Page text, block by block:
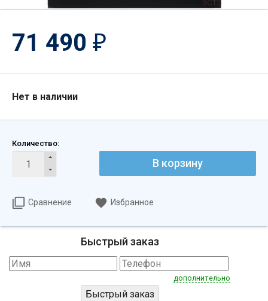
71 490 ₽
Нет в наличии
Количество:
В корзину
Сравнение Избранное
Быстрый заказ
дополнительно